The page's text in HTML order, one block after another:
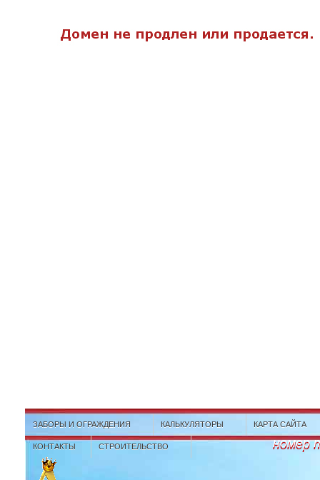
ЗАБОРЫ И ОГРАЖДЕНИЯ КАЛЬКУЛЯТОРЫ КАРТА САЙТА
КОНТАКТЫ СТРОИТЕЛЬСТВО номер